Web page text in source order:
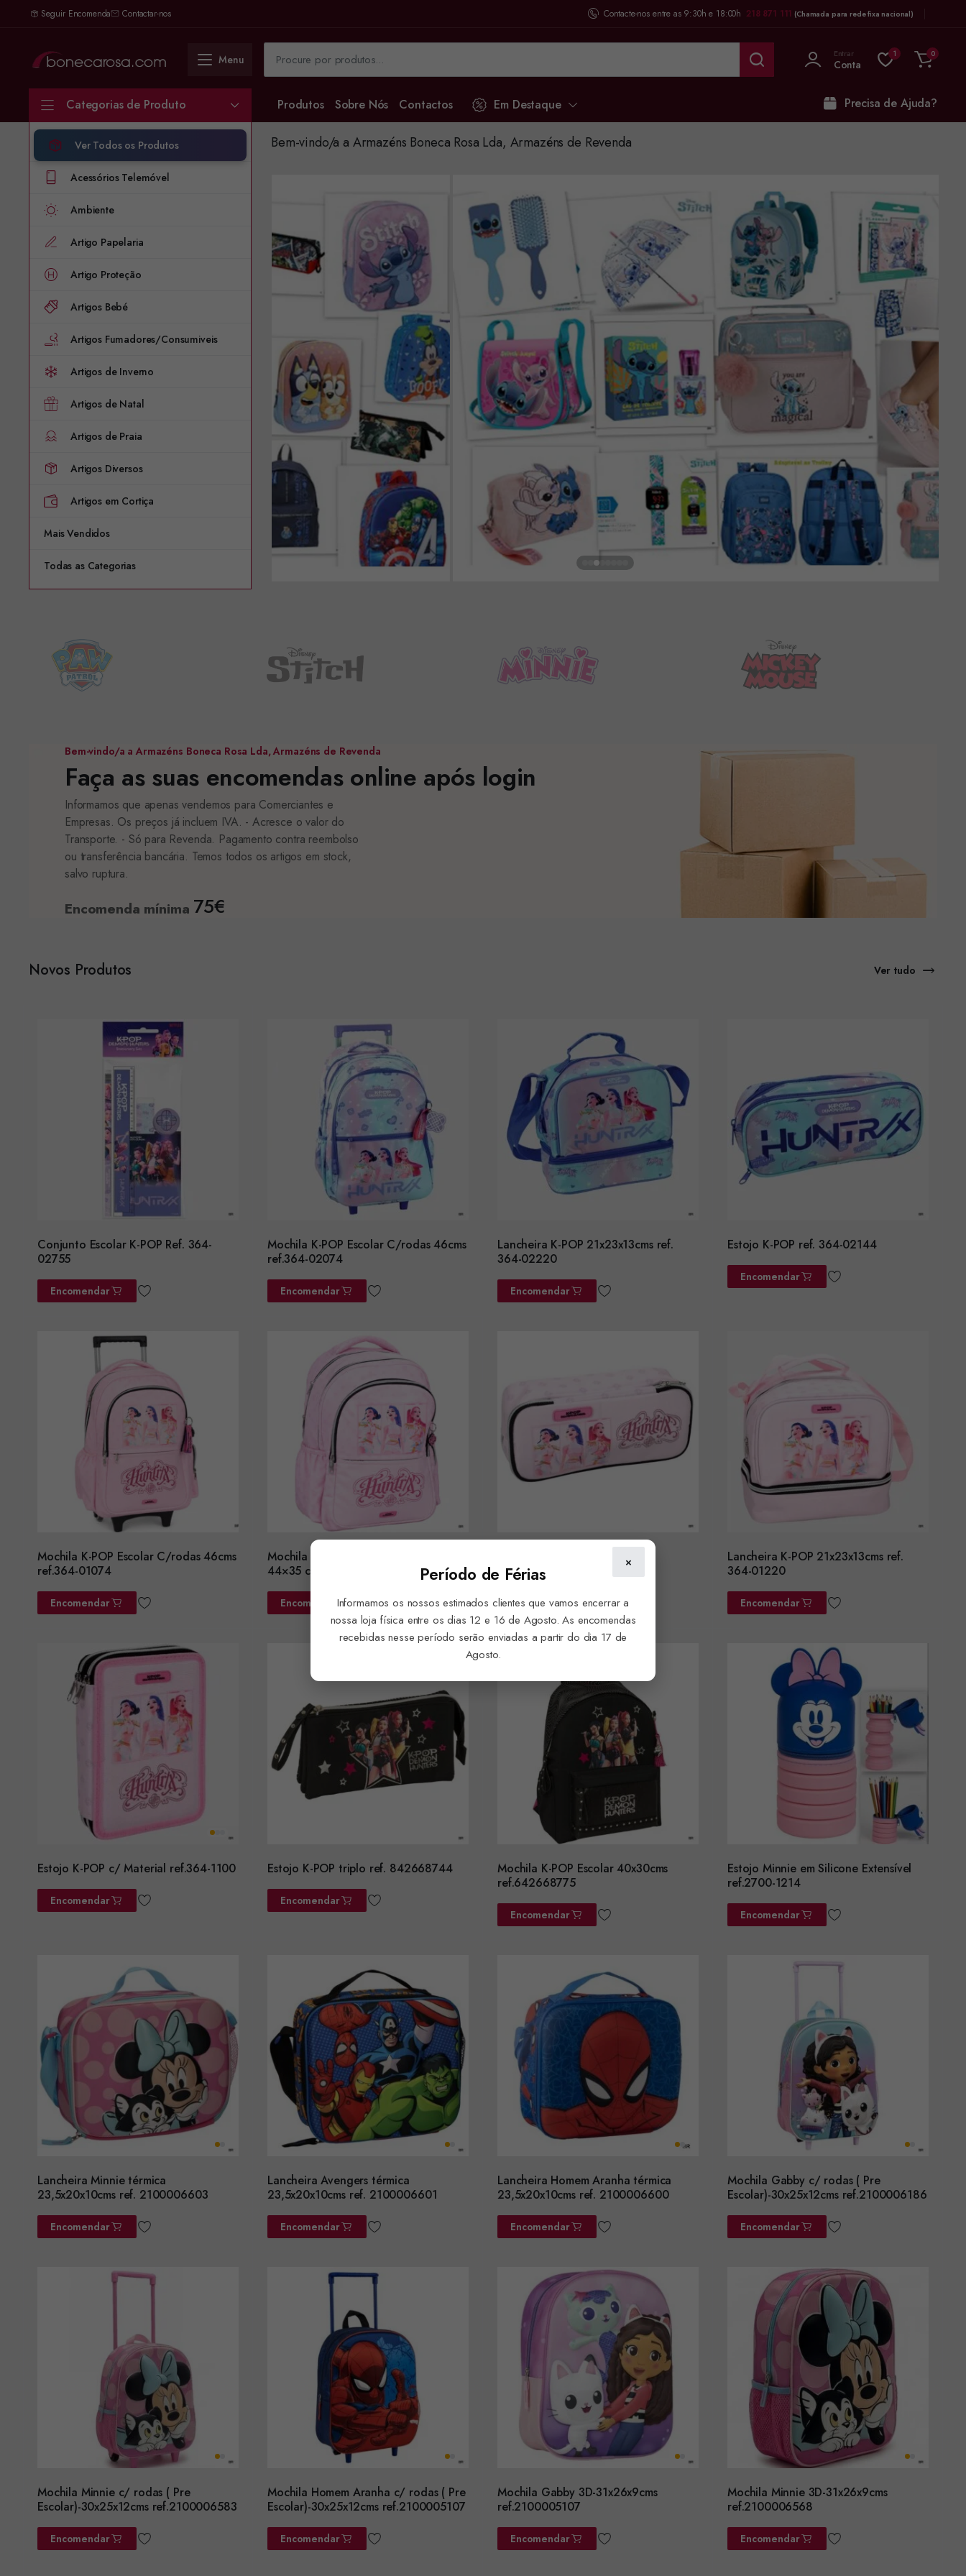
Seguir Encomenda Contactar-nos Contacte-nos entre as 9:30h e 18:00h 218 871 111 (Chamada para rede fixa nacional)
Menu Entrar
Conta
1 0
Categorias de Produto
Ver Todos os Produtos
Acessórios Telemóvel
Ambiente
Artigo Papelaria
Artigo Proteção
Artigos Bebé
Artigos Fumadores/Consumiveis
Artigos de Inverno
Artigos de Natal
Artigos de Praia
Artigos Diversos
Artigos em Cortiça
Mais Vendidos
Todas as Categorias
Produtos Sobre Nós Contactos Em Destaque Precisa de Ajuda?
Bem-vindo/a a Armazéns Boneca Rosa Lda, Armazéns de Revenda
Bem-vindo/a a Armazéns Boneca Rosa Lda, Armazéns de Revenda
Faça as suas encomendas online após login
Informamos que apenas vendemos para Comerciantes e
Empresas. Os preços já incluem IVA. - Acresce o valor do
Transporte. - Só para Revenda. Pagamento contra reembolso
ou transferência bancária. Temos todos os artigos em stock,
salvo ruptura.
Encomenda mínima 75€
Novos Produtos Ver tudo
Conjunto Escolar K-POP Ref. 364-
02755
Encomendar
Mochila K-POP Escolar C/rodas 46cms
ref.364-02074
Encomendar
Lancheira K-POP 21x23x13cms ref.
364-02220
Encomendar
Estojo K-POP ref. 364-02144
Encomendar
Mochila K-POP Escolar C/rodas 46cms
ref.364-01074
Encomendar
Mochila K-POP Escolar 3 Fechos
44×35 cms ref.364-01031
Encomendar
Estojo K-POP Ref.364-01144
Lancheira K-POP 21x23x13cms ref.
364-01220
Encomendar
Estojo K-POP c/ Material ref.364-1100
Encomendar
Estojo K-POP triplo ref. 842668744
Encomendar
Mochila K-POP Escolar 40x30cms
ref.642668775
Encomendar
Estojo Minnie em Silicone Extensível
ref.2700-1214
Encomendar
Lancheira Minnie térmica
23,5x20x10cms ref. 2100006603
Encomendar
Lancheira Avengers térmica
23,5x20x10cms ref. 2100006601
Encomendar
Lancheira Homem Aranha térmica
23,5x20x10cms ref. 2100006600
Encomendar
Mochila Gabby c/ rodas ( Pre
Escolar)-30x25x12cms ref.2100006186
Encomendar
Mochila Minnie c/ rodas ( Pre
Escolar)-30x25x12cms ref.2100006583
Encomendar
Mochila Homem Aranha c/ rodas ( Pre
Escolar)-30x25x12cms ref.2100005107
Encomendar
Mochila Gabby 3D-31x26x9cms
ref.2100005107
Encomendar
Mochila Minnie 3D-31x26x9cms
ref.2100006568
Encomendar
×
Período de Férias
Informamos os nossos estimados clientes que vamos encerrar a
nossa loja física entre os dias 12 e 16 de Agosto. As encomendas
recebidas nesse período serão enviadas a partir do dia 17 de
Agosto.